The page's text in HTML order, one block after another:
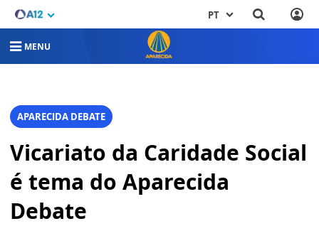
PT
MENU
APARECIDA DEBATE
Vicariato da Caridade Social
é tema do Aparecida
Debate